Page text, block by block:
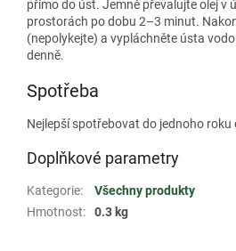
přímo do úst. Jemně převalujte olej v
prostorách po dobu 2–3 minut.
(nepolykejte) a vypláchněte ústa
denně.
Spotřeba
Nejlepší spotřebovat do jednoho roku
Doplňkové parametry
Kategorie:
Všechny produkty
Hmotnost: 0.3 kg